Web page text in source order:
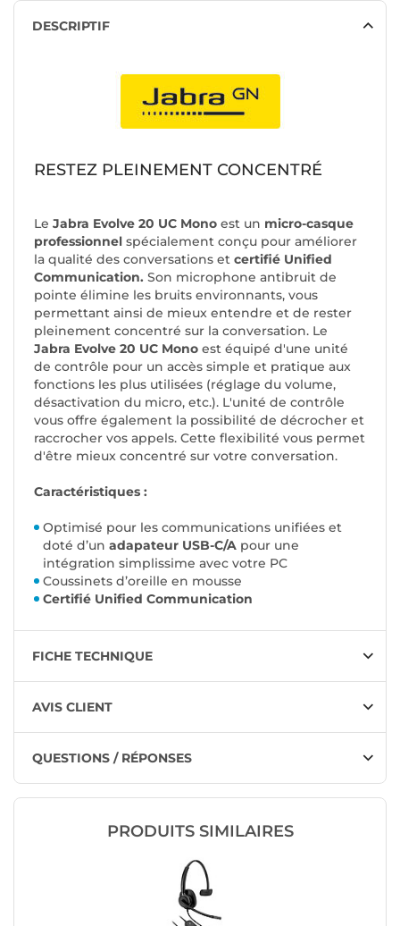
DESCRIPTIF
RESTEZ PLEINEMENT CONCENTRÉ
Le Jabra Evolve 20 UC Mono est un micro-casque
professionnel spécialement conçu pour améliorer
la qualité des conversations et certifié Unified
Communication. Son microphone antibruit de
pointe élimine les bruits environnants, vous
permettant ainsi de mieux entendre et de rester
pleinement concentré sur la conversation. Le
Jabra Evolve 20 UC Mono est équipé d'une unité
de contrôle pour un accès simple et pratique aux
fonctions les plus utilisées (réglage du volume,
désactivation du micro, etc.). L'unité de contrôle
vous offre également la possibilité de décrocher et
raccrocher vos appels. Cette flexibilité vous permet
d'être mieux concentré sur votre conversation.
Caractéristiques :
Optimisé pour les communications unifiées et
doté d’un adapateur USB-C/A pour une
intégration simplissime avec votre PC
Coussinets d’oreille en mousse
Certifié Unified Communication
FICHE TECHNIQUE
AVIS CLIENT
QUESTIONS / RÉPONSES
PRODUITS SIMILAIRES